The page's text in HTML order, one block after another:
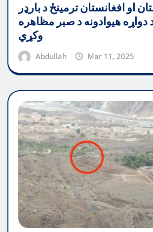
او افغانستان ترمینځ د بارډر
دواړه هیوادونه د صبر مظاهره
وکړي
Abdullah Mar 11, 2025